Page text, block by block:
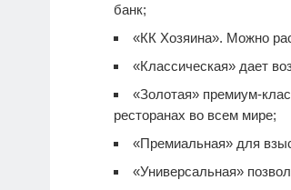
банк;
«КК Хозяина». Можно
«Классическая» дает
«Золотая» премиум-
ресторанах во всем мире;
«Премиальная» для
«Универсальная»